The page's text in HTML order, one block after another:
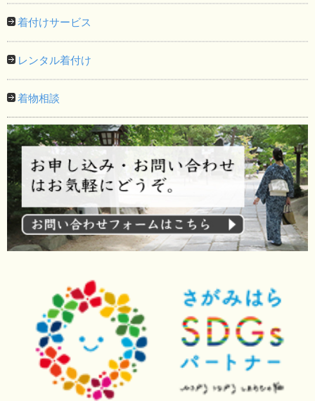
着付けサービス
レンタル着付け
着物相談